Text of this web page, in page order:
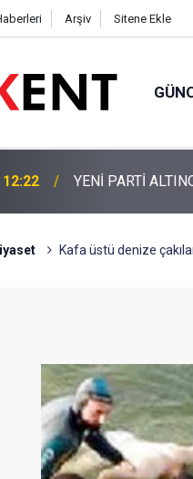
Arşiv Sitene Ekle
12:22 YENİ PARTİ
Kafa üstü denize